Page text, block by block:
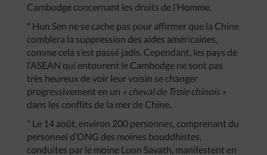
Cambodge concernant les droits de l’Homme.
* Hun Sen ne se cache pas pour affirmer que la Chine
comblera la suppression des aides américaines,
comme cela s’est passé jadis. Cependant, les pays de
l’ASEAN qui entourent le Cambodge ne sont pas
très heureux de voir leur voisin se changer
progressivement en un « cheval de Troie chinois »
dans les conflits de la mer de Chine.
* Le 14 août, environ 200 personnes, comprenant du
personnel d’ONG des moines bouddhistes,
conduites par le moine Luon Savath, manifestent en